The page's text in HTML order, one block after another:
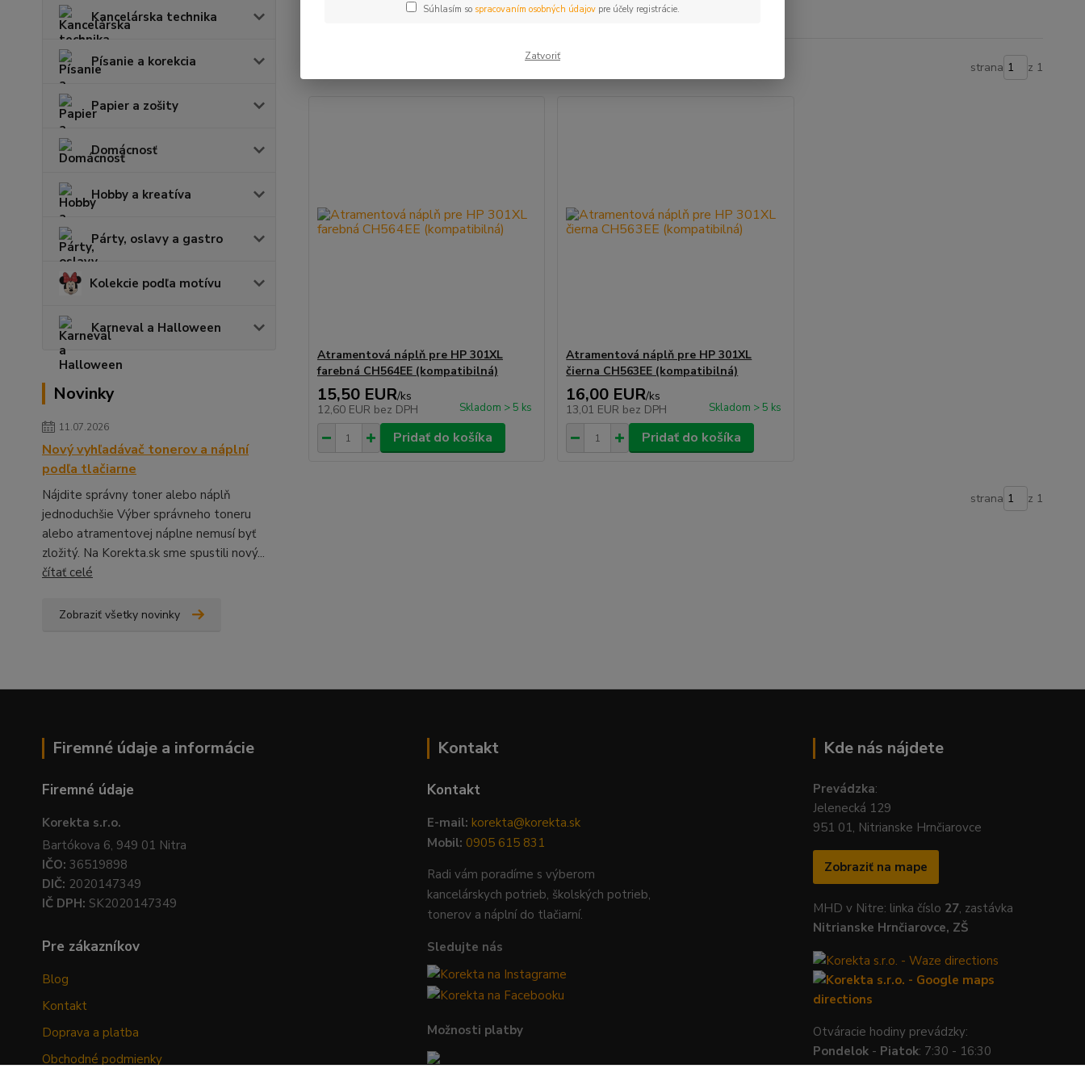
Kancelárska technika
Písanie a korekcia
Papier a zošity
Domácnosť
Hobby a kreatíva
Párty, oslavy a gastro
Kolekcie podľa motívu
Karneval a Halloween
Novinky
11.07.2026
Nový vyhľadávač tonerov a náplní
podľa tlačiarne
Nájdite správny toner alebo náplň
jednoduchšie Výber správneho toneru
alebo atramentovej náplne nemusí byť
zložitý. Na Korekta.sk sme spustili nový...
čítať celé
Zobraziť všetky novinky
strana z 1
Atramentová náplň pre HP 301XL
farebná CH564EE (kompatibilná)
15,50 EUR/ks
12,60 EUR bez DPH Skladom > 5 ks
Pridať do košíka
Atramentová náplň pre HP 301XL
čierna CH563EE (kompatibilná)
16,00 EUR/ks
13,01 EUR bez DPH Skladom > 5 ks
Pridať do košíka
strana z 1
Firemné údaje a informácie
Firemné údaje
Korekta s.r.o.
Bartókova 6, 949 01 Nitra
IČO: 36519898
DIČ: 2020147349
IČ DPH: SK2020147349
Pre zákazníkov
Blog
Kontakt
Doprava a platba
Obchodné podmienky
Kontakt
Kontakt
E-mail: korekta@korekta.sk
Mobil: 0905 615 831
Radi vám poradíme s výberom
kancelárskych potrieb, školských potrieb,
tonerov a náplní do tlačiarní.
Sledujte nás
Možnosti platby
Kde nás nájdete
Prevádzka:
Jelenecká 129
951 01, Nitrianske Hrnčiarovce
Zobraziť na mape
MHD v Nitre: linka číslo 27, zastávka
Nitrianske Hrnčiarovce, ZŠ
Otváracie hodiny prevádzky:
Pondelok - Piatok: 7:30 - 16:30
Súhlasím so spracovaním osobných údajovpre účely registrácie.
Zatvoriť